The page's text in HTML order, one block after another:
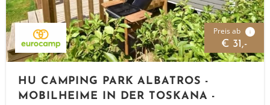
Preis ab i
€ 31,-
HU CAMPING PARK ALBATROS -
MOBILHEIME IN DER TOSKANA -